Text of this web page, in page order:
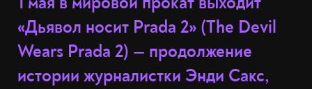
«Дьявол носит Prada 2» (The Devil
Wears Prada 2) — продолжение
истории журналистки Энди Сакс,